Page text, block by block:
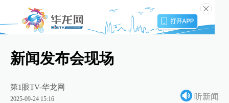
新闻发布会现场
第1眼TV-华龙网
2025-09-24 15:16 听新闻